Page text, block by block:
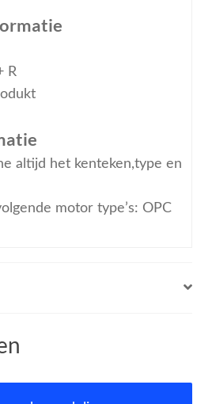
R
altijd het kenteken,type en
motor type’s: OPC